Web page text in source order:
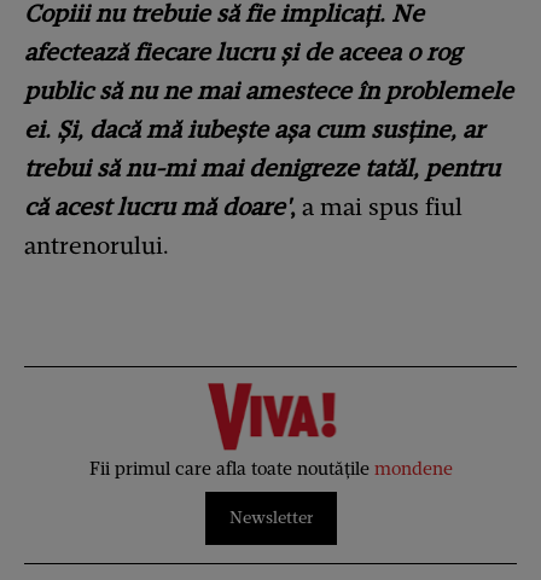
Copiii nu trebuie să fie implicați. Ne
afectează fiecare lucru și de aceea o rog
public să nu ne mai amestece în problemele
ei. Și, dacă mă iubește așa cum susține, ar
trebui să nu-mi mai denigreze tatăl, pentru
că acest lucru mă doare', a mai spus fiul
antrenorului.
Fii primul care afla toate noutățile mondene
Newsletter